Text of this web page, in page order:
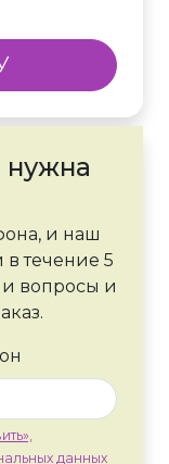
нужна
и наш
в течение 5
вопросы и
данных